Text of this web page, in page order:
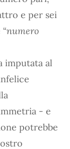
e per sei
numero
imputata al
- e
potrebbe